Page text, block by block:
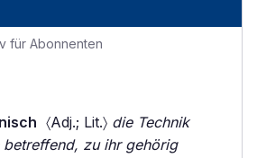
für Abonnenten
〈Adj.; Lit.〉 die Technik
betreffend, zu ihr gehörig